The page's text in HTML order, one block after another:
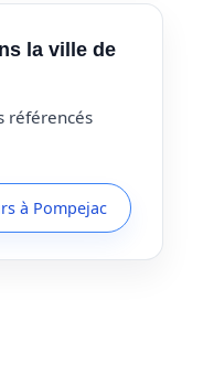
la ville de
référencés
à Pompejac